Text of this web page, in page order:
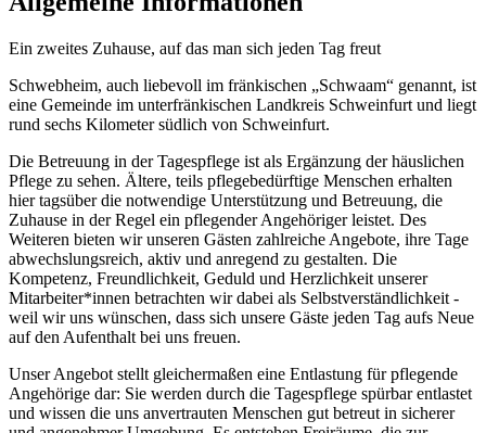
Ein zweites Zuhause, auf das man sich jeden Tag freut
Schwebheim, auch liebevoll im fränkischen „Schwaam“ genannt, ist
eine Gemeinde im unterfränkischen Landkreis Schweinfurt und liegt
rund sechs Kilometer südlich von Schweinfurt.
Die Betreuung in der Tagespflege ist als Ergänzung der häuslichen
Pflege zu sehen. Ältere, teils pflegebedürftige Menschen erhalten
hier tagsüber die notwendige Unterstützung und Betreuung, die
Zuhause in der Regel ein pflegender Angehöriger leistet. Des
Weiteren bieten wir unseren Gästen zahlreiche Angebote, ihre Tage
abwechslungsreich, aktiv und anregend zu gestalten. Die
Kompetenz, Freundlichkeit, Geduld und Herzlichkeit unserer
Mitarbeiter*innen betrachten wir dabei als Selbstverständlichkeit -
weil wir uns wünschen, dass sich unsere Gäste jeden Tag aufs Neue
auf den Aufenthalt bei uns freuen.
Unser Angebot stellt gleichermaßen eine Entlastung für pflegende
Angehörige dar: Sie werden durch die Tagespflege spürbar entlastet
und wissen die uns anvertrauten Menschen gut betreut in sicherer